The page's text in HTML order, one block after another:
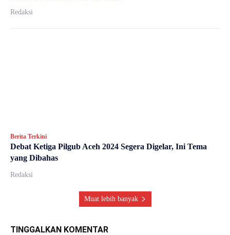
Redaksi
Berita Terkini
Debat Ketiga Pilgub Aceh 2024 Segera Digelar, Ini Tema
yang Dibahas
Redaksi
Muat lebih banyak
TINGGALKAN KOMENTAR